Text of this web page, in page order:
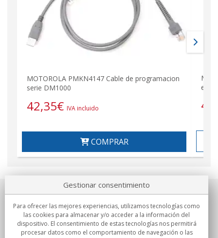
MOTOROLA PMKN4147 Cable de programacion
serie DM1000
42,35€ IVA incluido
COMPRAR
Sobre nosotros
Compromisos
Gestionar consentimiento
Para ofrecer las mejores experiencias, utilizamos tecnologías como
las cookies para almacenar y/o acceder a la información del
dispositivo. El consentimiento de estas tecnologías nos permitirá
procesar datos como el comportamiento de navegación o las